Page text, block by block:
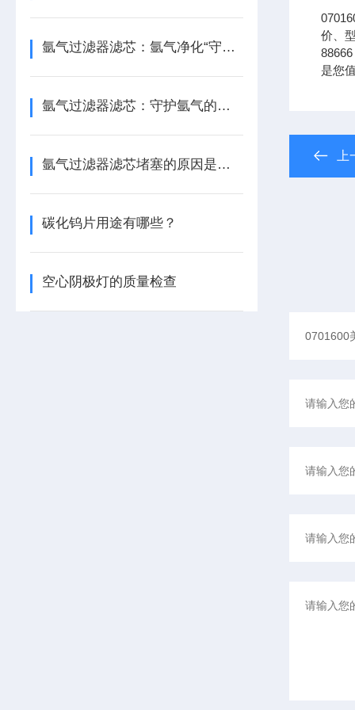
氩气过滤器滤芯：氩气净化“守门人”，保障精密工艺品质
氩气过滤器滤芯：守护氩气的纯净之源
氩气过滤器滤芯堵塞的原因是什么？
碳化钨片用途有哪些？
空心阴极灯的质量检查
价、
是您